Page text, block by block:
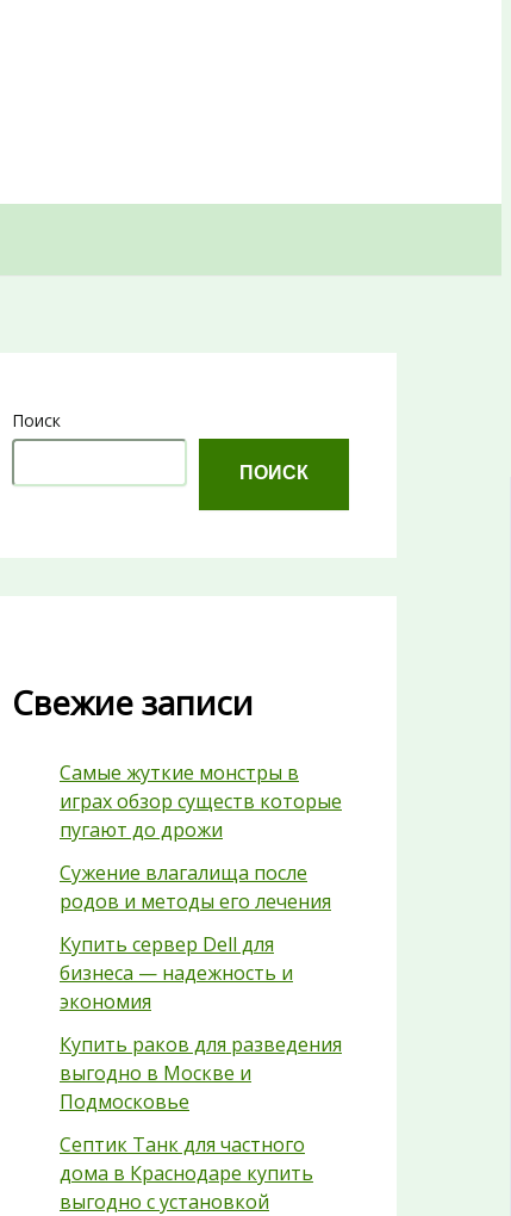
Поиск
ПОИСК
Свежие записи
Самые жуткие монстры в
играх обзор существ которые
пугают до дрожи
Сужение влагалища после
родов и методы его лечения
Купить сервер Dell для
бизнеса — надежность и
экономия
Купить раков для разведения
выгодно в Москве и
Подмосковье
Септик Танк для частного
дома в Краснодаре купить
выгодно с установкой